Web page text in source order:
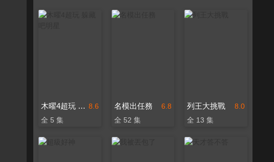
8.6
木曜4超玩 躲藏吧明星
全 5 集
6.8
名模出任務
全 52 集
8.0
列王大挑戰
全 13 集